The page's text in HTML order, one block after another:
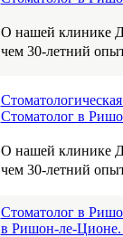
О нашей клинике
чем 30-летний
Стоматолог в
О нашей клинике
чем 30-летний
Стоматолог в
в Ришон-ле-Ционе.